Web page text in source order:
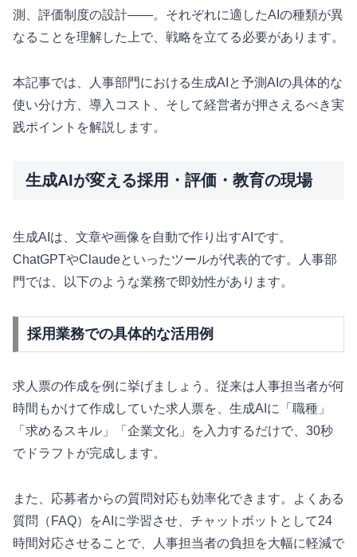
測、評価制度の設計——。それぞれに適したAIの種類が異
なることを理解した上で、戦略を立てる必要があります。
本記事では、人事部門における生成AIと予測AIの具体的な
使い分け方、導入コスト、そして経営者が押さえるべき実
践ポイントを解説します。
生成AIが変える採用・評価・教育の現場
生成AIは、文章や画像を自動で作り出すAIです。
ChatGPTやClaudeといったツールが代表的です。人事部
門では、以下のような業務で即効性があります。
採用業務での具体的な活用例
求人票の作成を例に挙げましょう。従来は人事担当者が何
時間もかけて作成していた求人票を、生成AIに「職種」
「求めるスキル」「企業文化」を入力するだけで、30秒
でドラフトが完成します。
また、応募者からの質問対応も効率化できます。よくある
質問（FAQ）をAIに学習させ、チャットボットとして24
時間対応させることで、人事担当者の負担を大幅に軽減で